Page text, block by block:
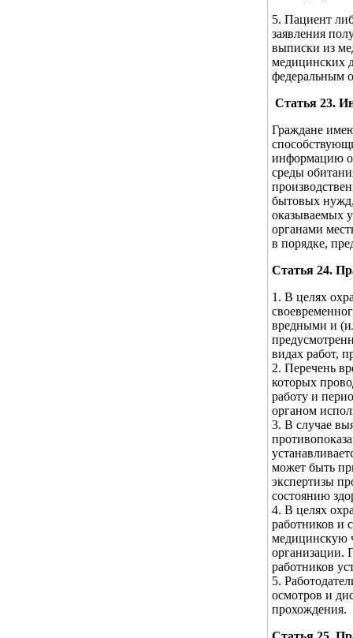
5. Пациент
заявления
выписки из
медицинских
федеральным
Статья 23.
Граждане
информацию о
среды
бытовых нужд,
оказываемых
органами
в порядке,
Статья 24.
1. В целях
вредными и
видах работ,
2. Перечень
которых
работу и
органом
3. В случае
может быть
экспертизы
состоянию
4. В целях
работников и
медицинскую
организации.
работников
5.
осмотров и
прохождения.